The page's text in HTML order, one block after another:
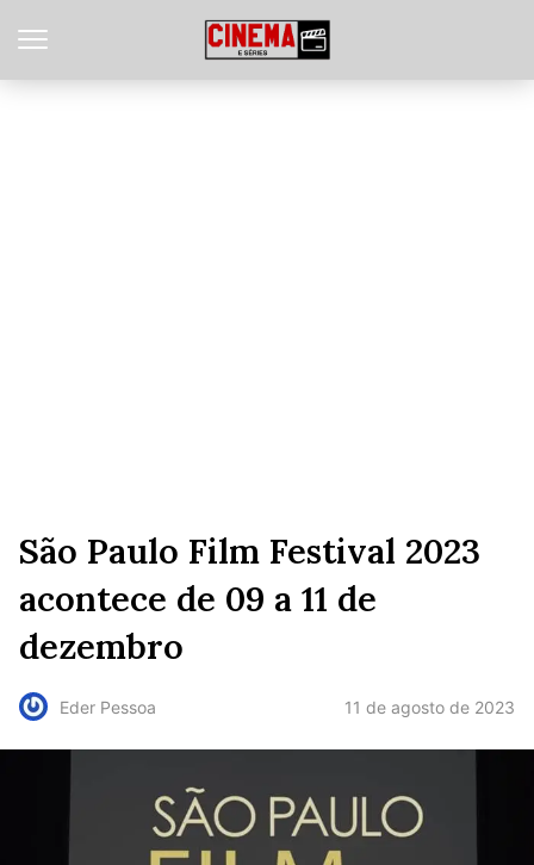
São Paulo Film Festival 2023
acontece de 09 a 11 de
dezembro
Eder Pessoa 11 de agosto de 2023